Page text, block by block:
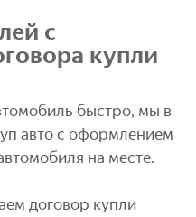
с
купли
быстро, мы в
авто с оформлением
на месте.
договор купли